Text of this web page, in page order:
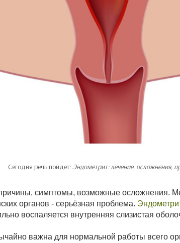
Сегодня речь пойдет:Эндометрит: лечение, осложнения,
симптомы, возможные осложнения.
органов - серьёзная проблема.
воспаляется внутренняя слизистая
важна для нормальной работы всего